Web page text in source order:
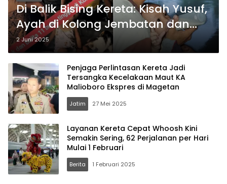
Di Balik Bising Kereta: Kisah Yusuf,
Ayah di Kolong Jembatan dan
Secercah Harapan dari Kampung
Halaman
2 Juni 2025
Penjaga Perlintasan Kereta Jadi
Tersangka Kecelakaan Maut KA
Malioboro Ekspres di Magetan
Jatim 27 Mei 2025
Layanan Kereta Cepat Whoosh Kini
Semakin Sering, 62 Perjalanan per Hari
Mulai 1 Februari
Berita 1 Februari 2025